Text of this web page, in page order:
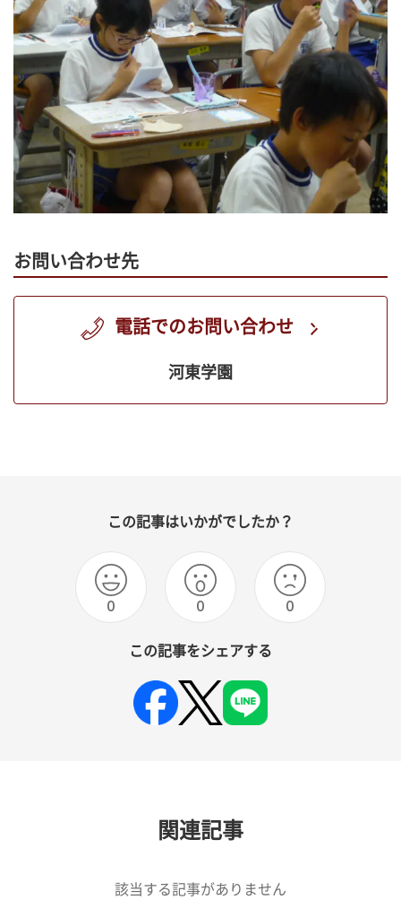
お問い合わせ先
電話でのお問い合わせ
河東学園
この記事はいかがでしたか？
0 0 0
この記事をシェアする
関連記事
該当する記事がありません